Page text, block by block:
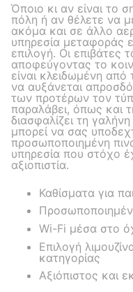
Όποιο κι αν είναι το
πόλη ή αν θέλετε να
ακόμα και σε άλλο
υπηρεσία μεταφοράς
επιλογή. Οι επιβάτες
αποφεύγοντας το
είναι κλειδωμένη
να αυξάνεται
των προτέρων τον
παραλάβει, όπως και
διασφαλίζει τη
μπορεί να σας
προσωποποιημένη
υπηρεσία που στόχο
αξιοπιστία.
Καθίσματα για
Wi-Fi μέσα στο
Επιλογή
κατηγορίας
Αξιόπιστος και